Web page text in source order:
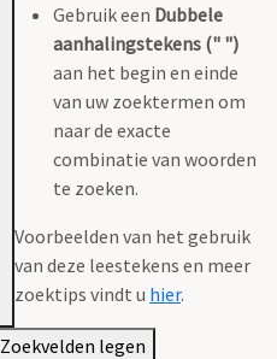
Gebruik een Dubbele
aanhalingstekens (" ")
aan het begin en einde
van uw zoektermen om
naar de exacte
combinatie van woorden
te zoeken.
Voorbeelden van het gebruik
van deze leestekens en meer
zoektips vindt u hier.
Zoekvelden legen